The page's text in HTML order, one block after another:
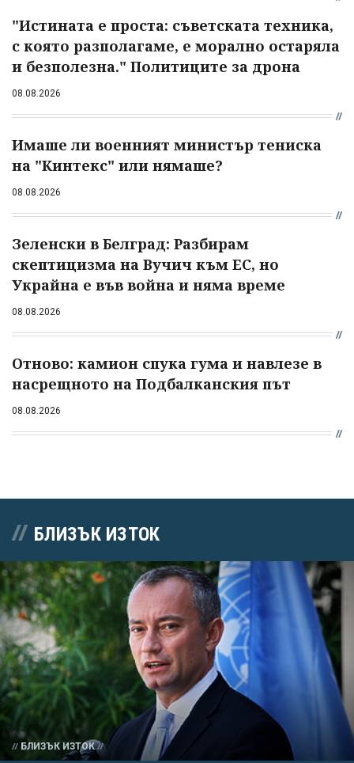
"Истината е проста: съветската техника,
с която разполагаме, е морално остаряла
и безполезна." Политиците за дрона
08.08.2026
Имаше ли военният министър тениска
на "Кинтекс" или нямаше?
08.08.2026
Зеленски в Белград: Разбирам
скептицизма на Вучич към ЕС, но
Украйна е във война и няма време
08.08.2026
Отново: камион спука гума и навлезе в
насрещното на Подбалканския път
08.08.2026
БЛИЗЪК ИЗТОК
БЛИЗЪК ИЗТОК